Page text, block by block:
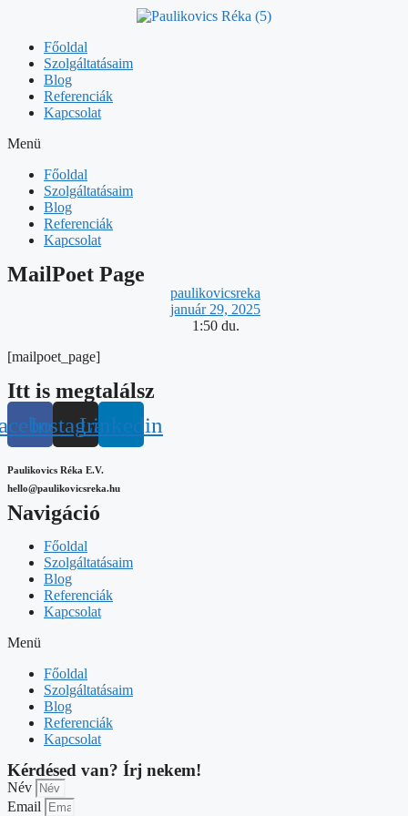
tartalombaFőoldal
Szolgáltatásaim
Blog
Referenciák
Kapcsolat
Menü
Főoldal
Szolgáltatásaim
Blog
Referenciák
Kapcsolat
MailPoet Page
paulikovicsreka
január 29, 2025
1:50 du.
[mailpoet_page]
Itt is megtalálsz
InstagramLinkedin
Paulikovics Réka E.V.
hello@paulikovicsreka.hu
Navigáció
Főoldal
Szolgáltatásaim
Blog
Referenciák
Kapcsolat
Menü
Főoldal
Szolgáltatásaim
Blog
Referenciák
Kapcsolat
Kérdésed van? Írj nekem!
Név
Email